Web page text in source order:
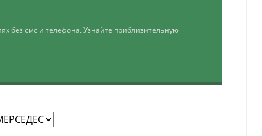
без смс и телефона. Узнайте приблизительную